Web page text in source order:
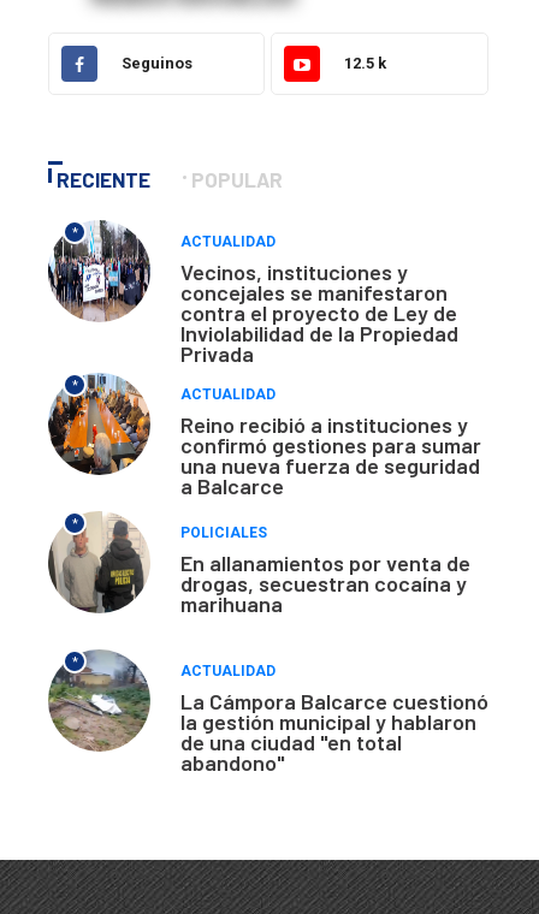
Seguinos 12.5 k
RECIENTE POPULAR
*
ACTUALIDAD
Vecinos, instituciones y
concejales se manifestaron
contra el proyecto de Ley de
Inviolabilidad de la Propiedad
Privada
*
ACTUALIDAD
Reino recibió a instituciones y
confirmó gestiones para sumar
una nueva fuerza de seguridad
a Balcarce
*
POLICIALES
En allanamientos por venta de
drogas, secuestran cocaína y
marihuana
*
ACTUALIDAD
La Cámpora Balcarce cuestionó
la gestión municipal y hablaron
de una ciudad "en total
abandono"